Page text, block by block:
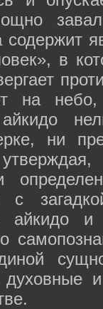
содержит
в
на
ни
с
айкидо
духовные